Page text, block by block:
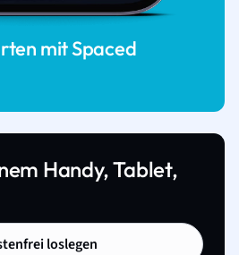
mit Spaced
Handy, Tablet,
loslegen